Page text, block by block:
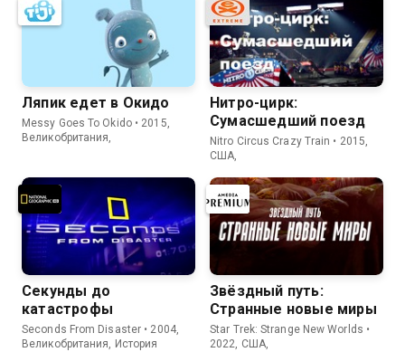
Ляпик едет в Окидо
Messy Goes To Okido • 2015,
Великобритания,
Нитро-цирк:
Сумасшедший поезд
Nitro Circus Crazy Train • 2015,
США,
Секунды до
катастрофы
Seconds From Disaster • 2004,
Великобритания, История
Звёздный путь:
Странные новые миры
Star Trek: Strange New Worlds •
2022, США,